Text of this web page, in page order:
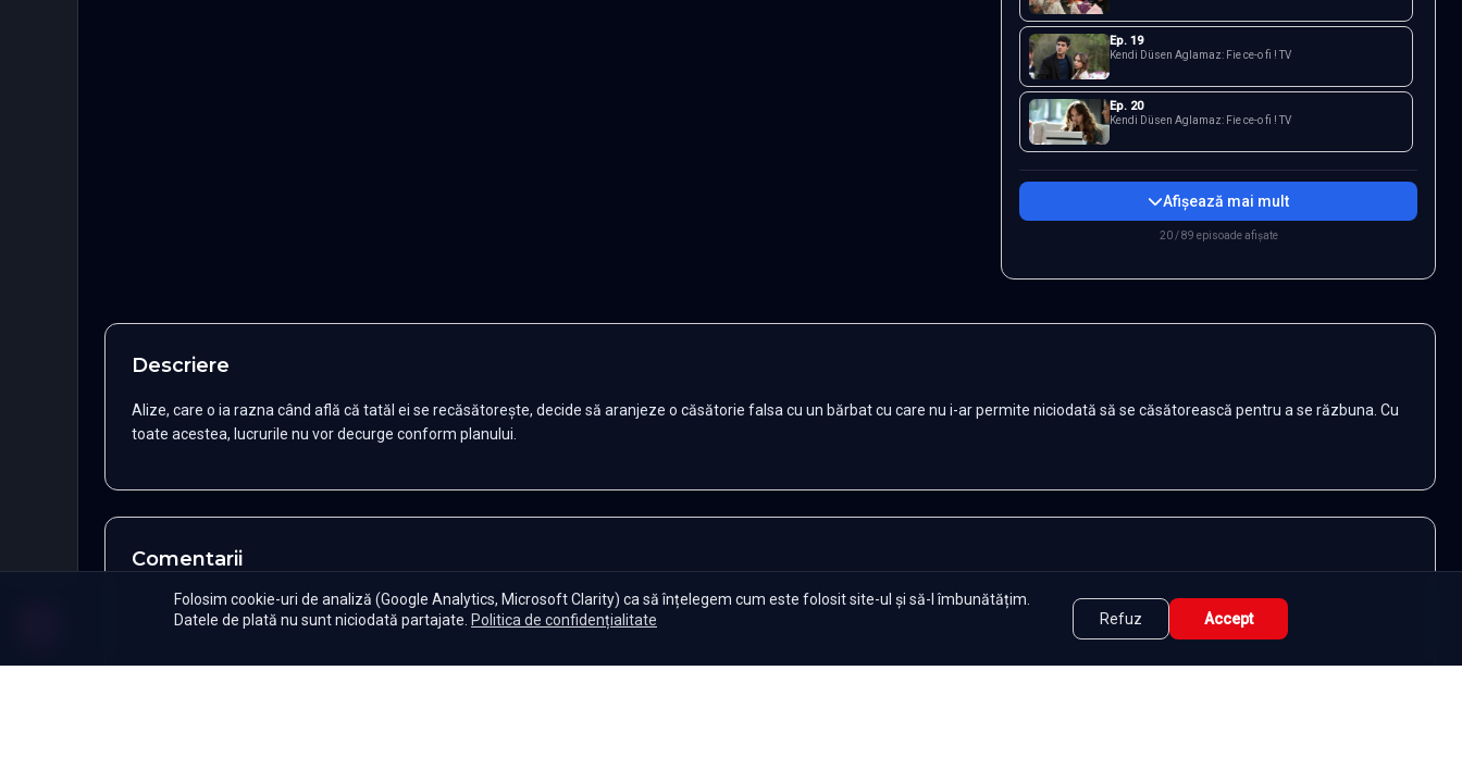
Folosim cookie-uri de analiză (Google Analytics, Microsoft Clarity) ca să înțelegem cum este folosit site-ul și să-l îmbunătățim.
Datele de plată nu sunt niciodată partajate. Politica de confidențialitate Refuz Accept
Ep. 19
Kendi Düsen Aglamaz: Fie ce-o fi ! TV
Ep. 20
Kendi Düsen Aglamaz: Fie ce-o fi ! TV
Afișează mai mult
20 / 89 episoade afișate
Descriere
Alize, care o ia razna când află că tatăl ei se recăsătorește, decide să aranjeze o căsătorie falsa cu un bărbat cu care nu i-ar permite niciodată să se căsătorească pentru a se răzbuna. Cu
toate acestea, lucrurile nu vor decurge conform planului.
Comentarii